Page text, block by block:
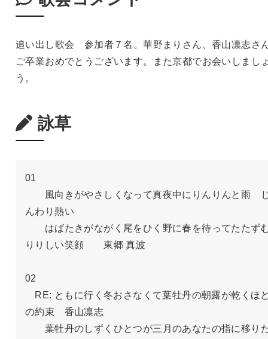
追い出し歌会 参加者７名。華野まりさん、香山凛志さ
ご卒業おめでとうございます。また京都でお会いしまし
う。
詠草
01
風向きがやさしくなって真夜中にりんりんと雨　
んわり熱い
はばたきがながく尾をひく野に春を待ってたたず
りりしい笑顔　　東郷 真波
02
RE: ともに行く冬おさなくて葉牡丹の朝露が乾くほ
の約束　香山凛志
葉牡丹のしずくひとつが三月のあなたの指に移り